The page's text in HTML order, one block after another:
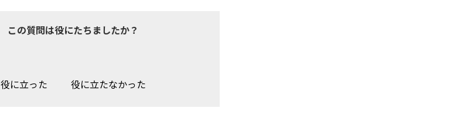
この質問は役にたちましたか？
役に立った 役に立たなかった